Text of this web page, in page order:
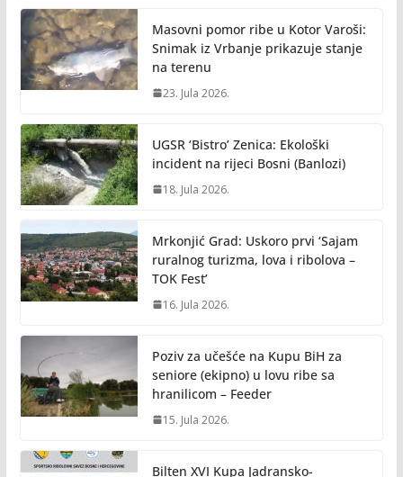
Masovni pomor ribe u Kotor Varoši:
Snimak iz Vrbanje prikazuje stanje
na terenu
23. Jula 2026.
UGSR ‘Bistro’ Zenica: Ekološki
incident na rijeci Bosni (Banlozi)
18. Jula 2026.
Mrkonjić Grad: Uskoro prvi ‘Sajam
ruralnog turizma, lova i ribolova –
TOK Fest’
16. Jula 2026.
Poziv za učešće na Kupu BiH za
seniore (ekipno) u lovu ribe sa
hranilicom – Feeder
15. Jula 2026.
Bilten XVI Kupa Jadransko-